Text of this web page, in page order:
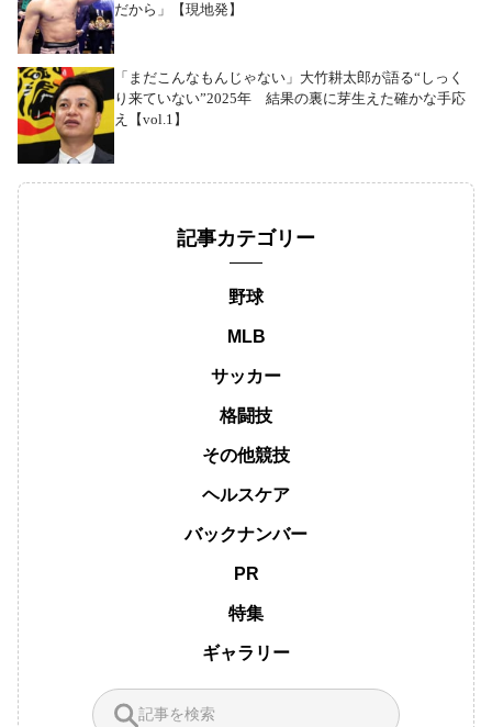
だから」【現地発】
「まだこんなもんじゃない」大竹耕太郎が語る“しっく
り来ていない”2025年 結果の裏に芽生えた確かな手応
え【vol.1】
記事カテゴリー
野球
MLB
サッカー
格闘技
その他競技
ヘルスケア
バックナンバー
PR
特集
ギャラリー